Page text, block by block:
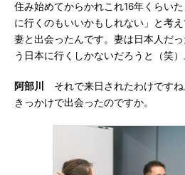
住み始めてからかれこれ16年くらい
に行くのもいいかもしれない」と考
妻と出会ったんです。妻は日本人だ
う日本に行くしかないだろうと（笑）
阿部川
それで来日されたわけですね
きっかけで出会ったのですか。